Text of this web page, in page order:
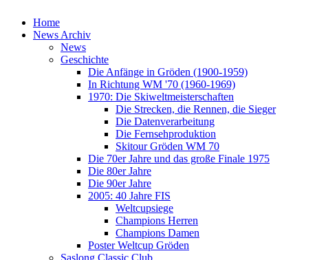
Home
News Archiv
News
Geschichte
Die Anfänge in Gröden (1900-1959)
In Richtung WM '70 (1960-1969)
1970: Die Skiweltmeisterschaften
Die Strecken, die Rennen, die Sieger
Die Datenverarbeitung
Die Fernsehproduktion
Skitour Gröden WM 70
Die 70er Jahre und das große Finale 1975
Die 80er Jahre
Die 90er Jahre
2005: 40 Jahre FIS
Weltcupsiege
Champions Herren
Champions Damen
Poster Weltcup Gröden
Saslong Classic Club